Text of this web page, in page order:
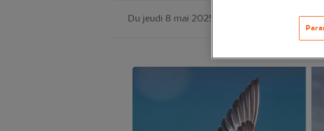
Du jeudi 8 mai 2025 au dimanche 11 mai 2025